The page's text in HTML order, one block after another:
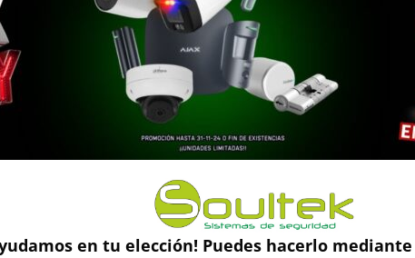
en tu elección! Puedes hacerlo